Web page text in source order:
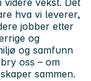
vekst. Det
hva vi leverer,
jobber etter
og
og samfunn
oss – om
sammen.